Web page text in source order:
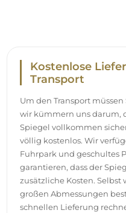
Einfache
Wir kümmern uns um die
der Spiegel, die Montage
Aufgrund der